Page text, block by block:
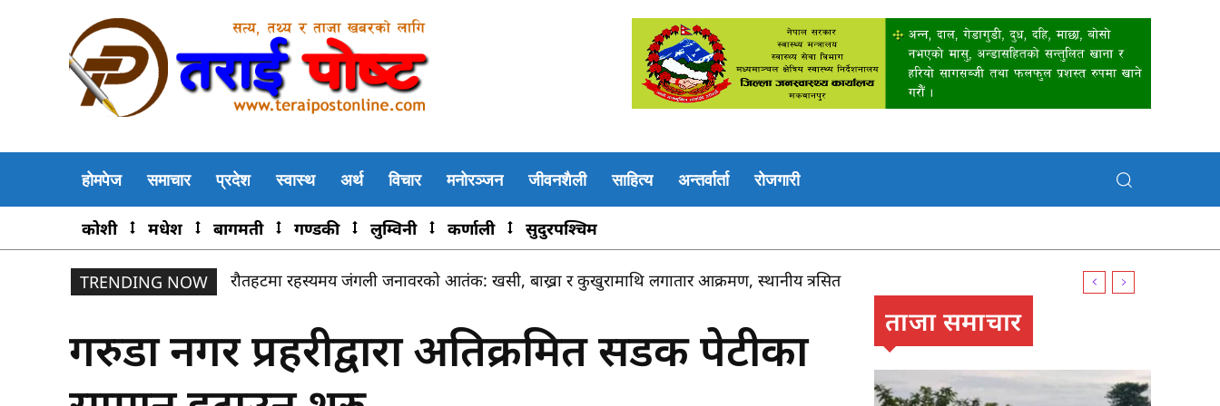
होमपेज समाचार प्रदेश स्वास्थ अर्थ विचार मनोरञ्जन जीवनशैली साहित्य अन्तर्वार्ता रोजगारी
कोशी मधेश बागमती गण्डकी लुम्विनी कर्णाली सुदुरपश्चिम
TRENDING NOW रौतहटमा रहस्यमय जंगली जनावरको आतंक: खसी, बाख्रा र कुखुरामाथि लगातार आक्रमण, स्थानीय त्रसित
राैतहटमा वर्षौंदेखिको डुबानले बलेरीका किसान आक्रान्त, स्थायी पानी निकासको माग
गरुडा नगर प्रहरीद्वारा अतिक्रमित सडक पेटीका
ताजा समाचार